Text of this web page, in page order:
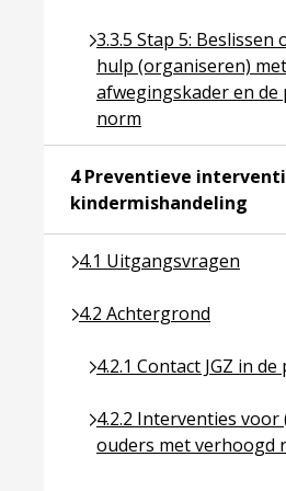
3.3.5 Stap 5: Beslissen
hulp (organiseren)
afwegingskader en de
norm
Ga naar pagina over
4 Preventieve
kindermishandeling
4.1 Uitgangsvragen
Ga naar pagina over 4.1
4.2 Achtergrond
Ga naar pagina over 4.2
4.2.1 Contact JGZ in
Ga naar pagina over
4.2.2 Interventies voor
ouders met verhoogd
Ga naar pagina over